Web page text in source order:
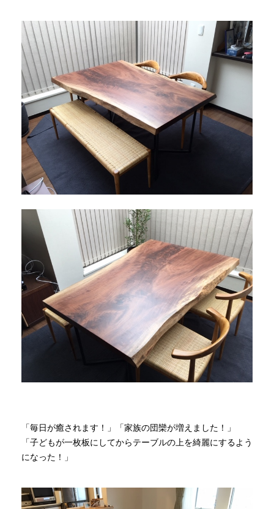
「毎日が癒されます！」「家族の団欒が増えました！」
「子どもが一枚板にしてからテーブルの上を綺麗にするよう
になった！」